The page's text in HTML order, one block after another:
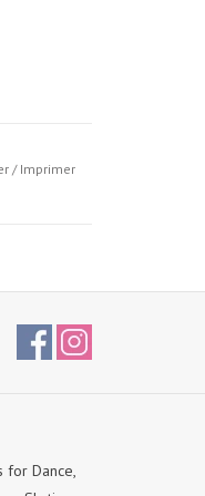
/ Imprimer
for Dance,